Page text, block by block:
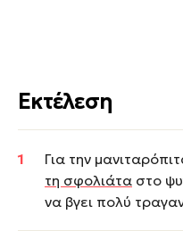
Εκτέλεση
Για την
τη σφολιάτα στο
να βγει πολύ